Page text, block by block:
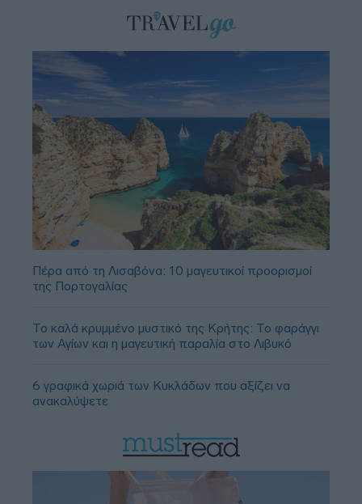
Πέρα από τη Λισαβόνα: 10 μαγευτικοί προορισμοί
της Πορτογαλίας
Το καλά κρυμμένο μυστικό της Κρήτης: Το φαράγγι
των Αγίων και η μαγευτική παραλία στο Λιβυκό
6 γραφικά χωριά των Κυκλάδων που αξίζει να
ανακαλύψετε